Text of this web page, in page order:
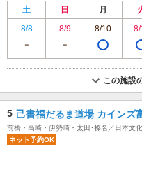
土 日 月
8/8
8/9 8/10 8/
この施設
5 己書福だるま道場 カインズ
前橋・高崎・伊勢崎・太田･榛名／日本文化
ネット予約OK